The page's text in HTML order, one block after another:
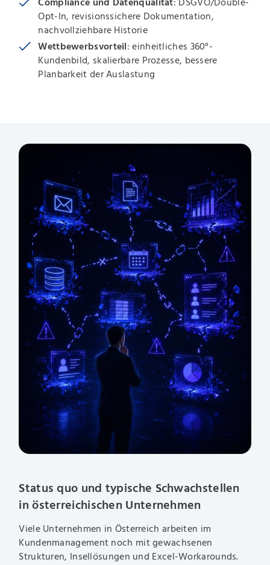
Compliance und Datenqualität: DSGVO/Double-
Opt-In, revisionssichere Dokumentation,
nachvollziehbare Historie
Wettbewerbsvorteil : einheitliches 360°-
Kundenbild, skalierbare Prozesse, bessere
Planbarkeit der Auslastung
Status quo und typische Schwachstellen
in österreichischen Unternehmen
Viele Unternehmen in Österreich arbeiten im
Kundenmanagement noch mit gewachsenen
Strukturen, Insellösungen und Excel-Workarounds.